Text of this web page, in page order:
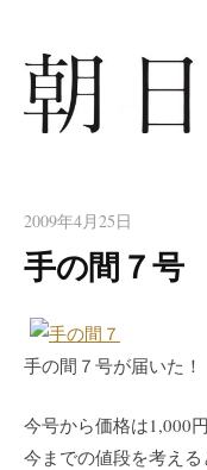
コ
ン
へ
ス
ッ
プ
2009年4月25日
手の間７号
手の間７号が届いた！
今号から価格は1,000円
今までの値段を考え